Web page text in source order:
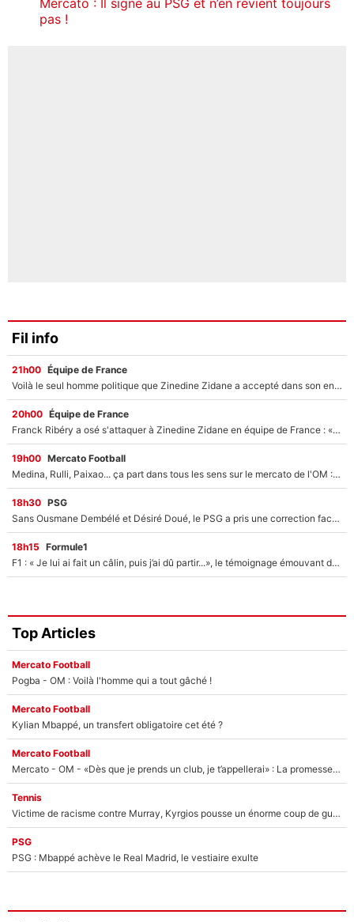
pas !
Fil info
21h00 Équipe de France
Voilà le seul homme politique que Zinedine Zidane a accepté dans son entourage : «Je garde un très bon souvenir de lui»
20h00 Équipe de France
Franck Ribéry a osé s'attaquer à Zinedine Zidane en équipe de France : «Je n'aurais jamais fait ça»
19h00 Mercato Football
Medina, Rulli, Paixao... ça part dans tous les sens sur le mercato de l'OM : Frank McCourt va enfin récupérer l'argent qu'il attend ?
18h30 PSG
Sans Ousmane Dembélé et Désiré Doué, le PSG a pris une correction face à Majorque : Luis Enrique attend avec impatience des renforts !
18h15 Formule1
F1 : « Je lui ai fait un câlin, puis j’ai dû partir...», le témoignage émouvant de Max Verstappen sur sa fille
Top Articles
Mercato Football
Pogba - OM : Voilà l'homme qui a tout gâché !
Mercato Football
Kylian Mbappé, un transfert obligatoire cet été ?
Mercato Football
Mercato - OM - «Dès que je prends un club, je t’appellerai» : La promesse de Marcelino au moment de claquer la porte
Tennis
Victime de racisme contre Murray, Kyrgios pousse un énorme coup de gueule !
PSG
PSG : Mbappé achève le Real Madrid, le vestiaire exulte